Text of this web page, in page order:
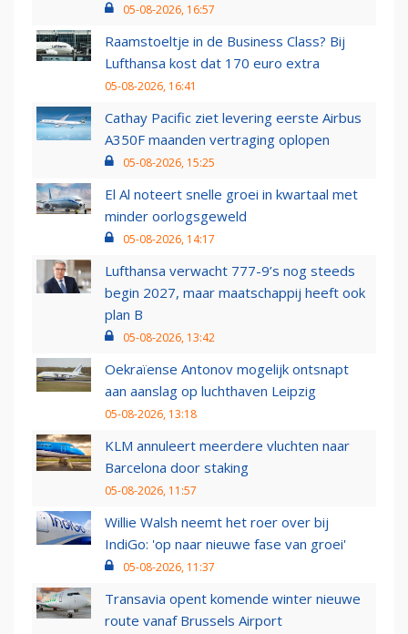
05-08-2026, 16:57
Raamstoeltje in de Business Class? Bij
Lufthansa kost dat 170 euro extra
05-08-2026, 16:41
Cathay Pacific ziet levering eerste Airbus
A350F maanden vertraging oplopen
05-08-2026, 15:25
El Al noteert snelle groei in kwartaal met
minder oorlogsgeweld
05-08-2026, 14:17
Lufthansa verwacht 777-9’s nog steeds
begin 2027, maar maatschappij heeft ook
plan B
05-08-2026, 13:42
Oekraïense Antonov mogelijk ontsnapt
aan aanslag op luchthaven Leipzig
05-08-2026, 13:18
KLM annuleert meerdere vluchten naar
Barcelona door staking
05-08-2026, 11:57
Willie Walsh neemt het roer over bij
IndiGo: 'op naar nieuwe fase van groei'
05-08-2026, 11:37
Transavia opent komende winter nieuwe
route vanaf Brussels Airport